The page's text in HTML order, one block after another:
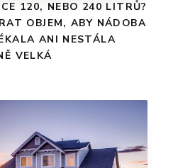
120, NEBO 240 LITRŮ?
OBJEM, ABY NÁDOBA
ANI NESTÁLA
VELKÁ